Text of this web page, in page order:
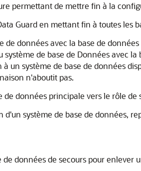
permettant de mettre fin à la
Guard en mettant fin à toutes les
de données avec la base de
de base de Données avec
à un système de base de données
n'aboutit pas.
données principale vers le rôle de
système de base de données,
de données de secours pour